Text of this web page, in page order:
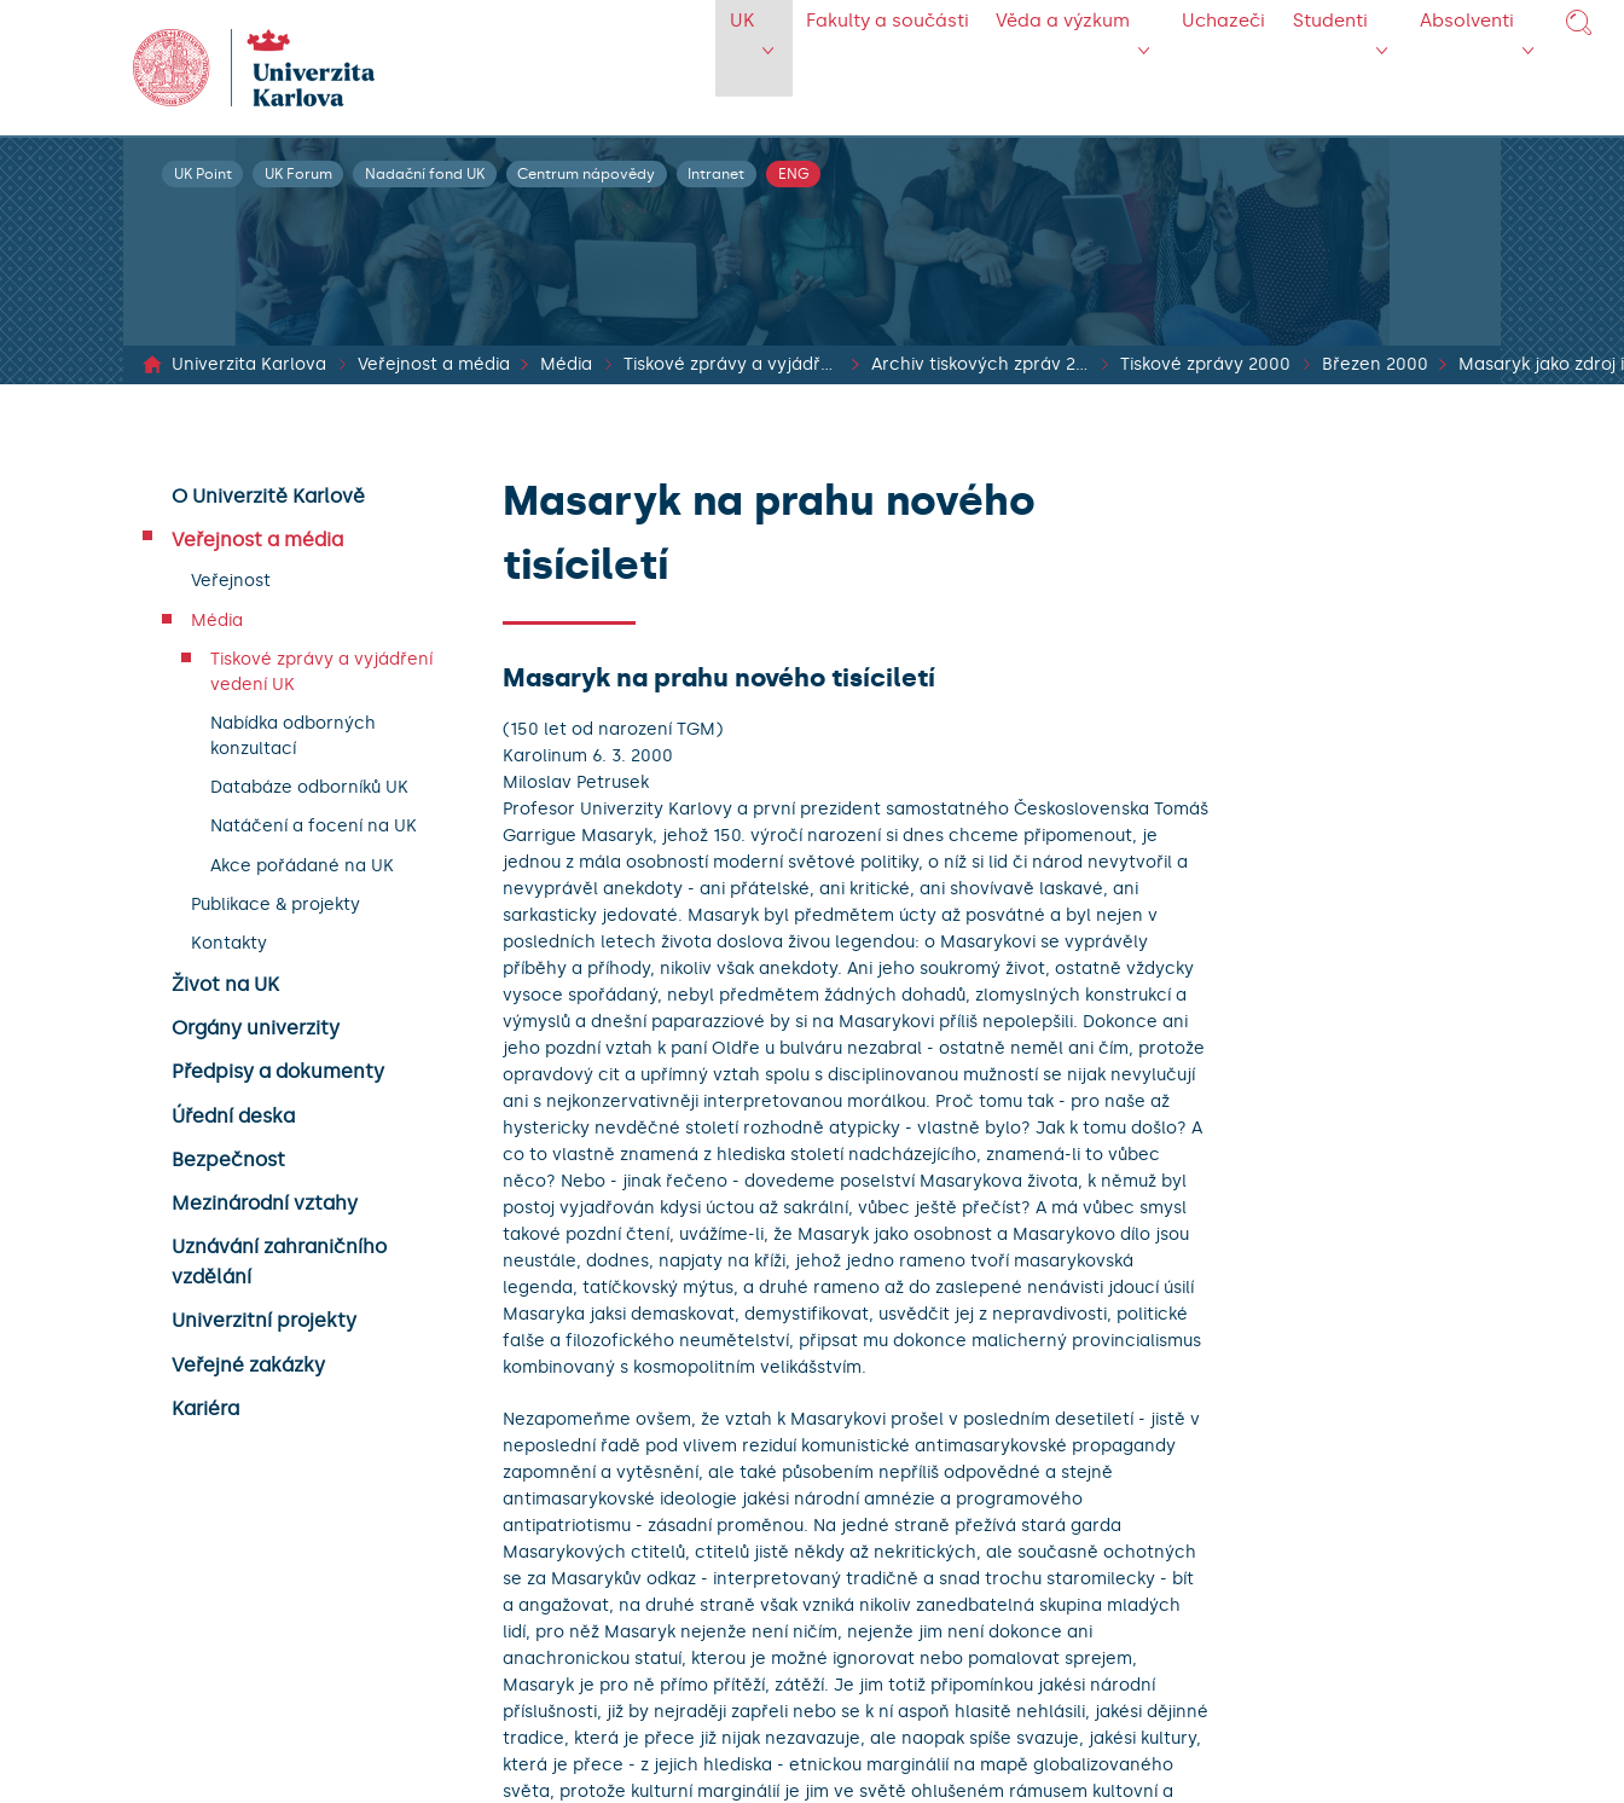
UK Fakulty a součásti Věda a výzkum Uchazeči Studenti Absolventi
UK Point UK Forum Nadační fond UK Centrum nápovědy Intranet ENG
Univerzita Karlova Veřejnost a média Média Tiskové zprávy a vyjádření vedení UK Archiv tiskových zpráv 2000 až 2017 Tiskové zprávy 2000 Březen 2000
O Univerzitě Karlově
Veřejnost a média
Veřejnost
Média
Tiskové zprávy a vyjádření
vedení UK
Nabídka odborných
konzultací
Databáze odborníků UK
Natáčení a focení na UK
Akce pořádané na UK
Publikace & projekty
Kontakty
Život na UK
Orgány univerzity
Předpisy a dokumenty
Úřední deska
Bezpečnost
Mezinárodní vztahy
Uznávání zahraničního
vzdělání
Univerzitní projekty
Veřejné zakázky
Kariéra
Masaryk na prahu nového
tisíciletí
Masaryk na prahu nového tisíciletí
(150 let od narození TGM)
Karolinum 6. 3. 2000
Miloslav Petrusek
Profesor Univerzity Karlovy a první prezident samostatného Československa Tomáš
Garrigue Masaryk, jehož 150. výročí narození si dnes chceme připomenout, je
jednou z mála osobností moderní světové politiky, o níž si lid či národ nevytvořil a
nevyprávěl anekdoty - ani přátelské, ani kritické, ani shovívavě laskavé, ani
sarkasticky jedovaté. Masaryk byl předmětem úcty až posvátné a byl nejen v
posledních letech života doslova živou legendou: o Masarykovi se vyprávěly
příběhy a příhody, nikoliv však anekdoty. Ani jeho soukromý život, ostatně vždycky
vysoce spořádaný, nebyl předmětem žádných dohadů, zlomyslných konstrukcí a
výmyslů a dnešní paparazziové by si na Masarykovi příliš nepolepšili. Dokonce ani
jeho pozdní vztah k paní Oldře u bulváru nezabral - ostatně neměl ani čím, protože
opravdový cit a upřímný vztah spolu s disciplinovanou mužností se nijak nevylučují
ani s nejkonzervativněji interpretovanou morálkou. Proč tomu tak - pro naše až
hystericky nevděčné století rozhodně atypicky - vlastně bylo? Jak k tomu došlo? A
co to vlastně znamená z hlediska století nadcházejícího, znamená-li to vůbec
něco? Nebo - jinak řečeno - dovedeme poselství Masarykova života, k němuž byl
postoj vyjadřován kdysi úctou až sakrální, vůbec ještě přečíst? A má vůbec smysl
takové pozdní čtení, uvážíme-li, že Masaryk jako osobnost a Masarykovo dílo jsou
neustále, dodnes, napjaty na kříži, jehož jedno rameno tvoří masarykovská
legenda, tatíčkovský mýtus, a druhé rameno až do zaslepené nenávisti jdoucí úsilí
Masaryka jaksi demaskovat, demystifikovat, usvědčit jej z nepravdivosti, politické
falše a filozofického neumětelství, připsat mu dokonce malicherný provincialismus
kombinovaný s kosmopolitním velikášstvím.
Nezapomeňme ovšem, že vztah k Masarykovi prošel v posledním desetiletí - jistě v
neposlední řadě pod vlivem reziduí komunistické antimasarykovské propagandy
zapomnění a vytěsnění, ale také působením nepříliš odpovědné a stejně
antimasarykovské ideologie jakési národní amnézie a programového
antipatriotismu - zásadní proměnou. Na jedné straně přežívá stará garda
Masarykových ctitelů, ctitelů jistě někdy až nekritických, ale současně ochotných
se za Masarykův odkaz - interpretovaný tradičně a snad trochu staromilecky - bít
a angažovat, na druhé straně však vzniká nikoliv zanedbatelná skupina mladých
lidí, pro něž Masaryk nejenže není ničím, nejenže jim není dokonce ani
anachronickou statuí, kterou je možné ignorovat nebo pomalovat sprejem,
Masaryk je pro ně přímo přítěží, zátěží. Je jim totiž připomínkou jakési národní
příslušnosti, již by nejraději zapřeli nebo se k ní aspoň hlasitě nehlásili, jakési dějinné
tradice, která je přece již nijak nezavazuje, ale naopak spíše svazuje, jakési kultury,
která je přece - z jejich hlediska - etnickou marginálií na mapě globalizovaného
světa, protože kulturní marginálií je jim ve světě ohlušeném rámusem kultovní a